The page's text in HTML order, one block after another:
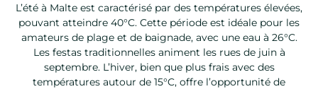
L’été à Malte est caractérisé par des températures élevées,
pouvant atteindre 40°C. Cette période est idéale pour les
amateurs de plage et de baignade, avec une eau à 26°C.
Les festas traditionnelles animent les rues de juin à
septembre. L’hiver, bien que plus frais avec des
températures autour de 15°C, offre l’opportunité de